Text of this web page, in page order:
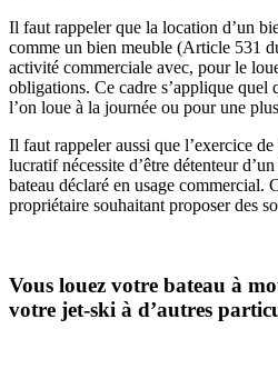
Il faut rappeler que la location d’un
comme un bien meuble (Article 531
activité commerciale avec, pour le
obligations. Ce cadre s’applique quel
l’on loue à la journée ou pour une
Il faut rappeler aussi que l’exercice
lucratif nécessite d’être détenteur
bateau déclaré en usage commercial.
propriétaire souhaitant proposer des
Vous louez votre bateau à
votre jet-ski à d’autres